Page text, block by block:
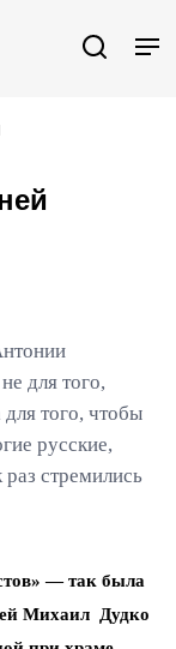
для того,
того, чтобы
русские,
стремились
— так была
Михаил Дудко